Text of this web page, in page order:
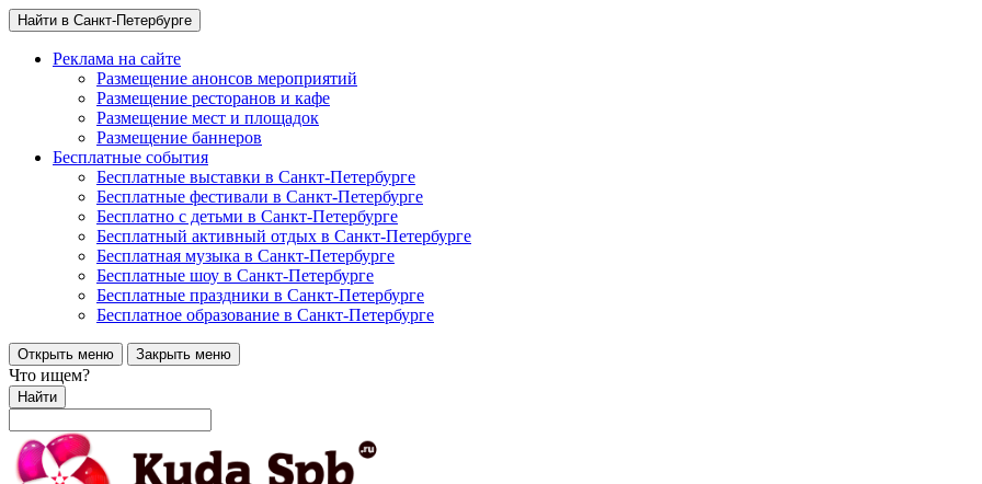
Найти в Санкт-Петербурге
Реклама на сайте
Размещение анонсов мероприятий
Размещение ресторанов и кафе
Размещение мест и площадок
Размещение баннеров
Бесплатные события
Бесплатные выставки в Санкт-Петербурге
Бесплатные фестивали в Санкт-Петербурге
Бесплатно с детьми в Санкт-Петербурге
Бесплатный активный отдых в Санкт-Петербурге
Бесплатная музыка в Санкт-Петербурге
Бесплатные шоу в Санкт-Петербурге
Бесплатные праздники в Санкт-Петербурге
Бесплатное образование в Санкт-Петербурге
Открыть меню Закрыть меню
Что ищем?
Найти